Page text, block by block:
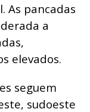
As pancadas
a
elevados.
seguem
sudoeste